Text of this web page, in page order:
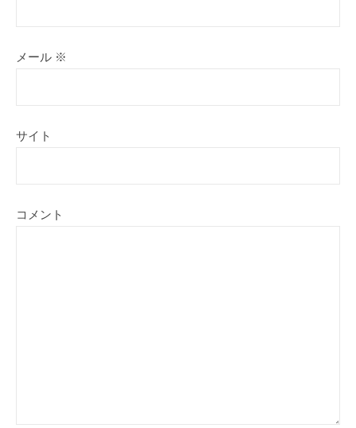
メール ※
サイト
コメント